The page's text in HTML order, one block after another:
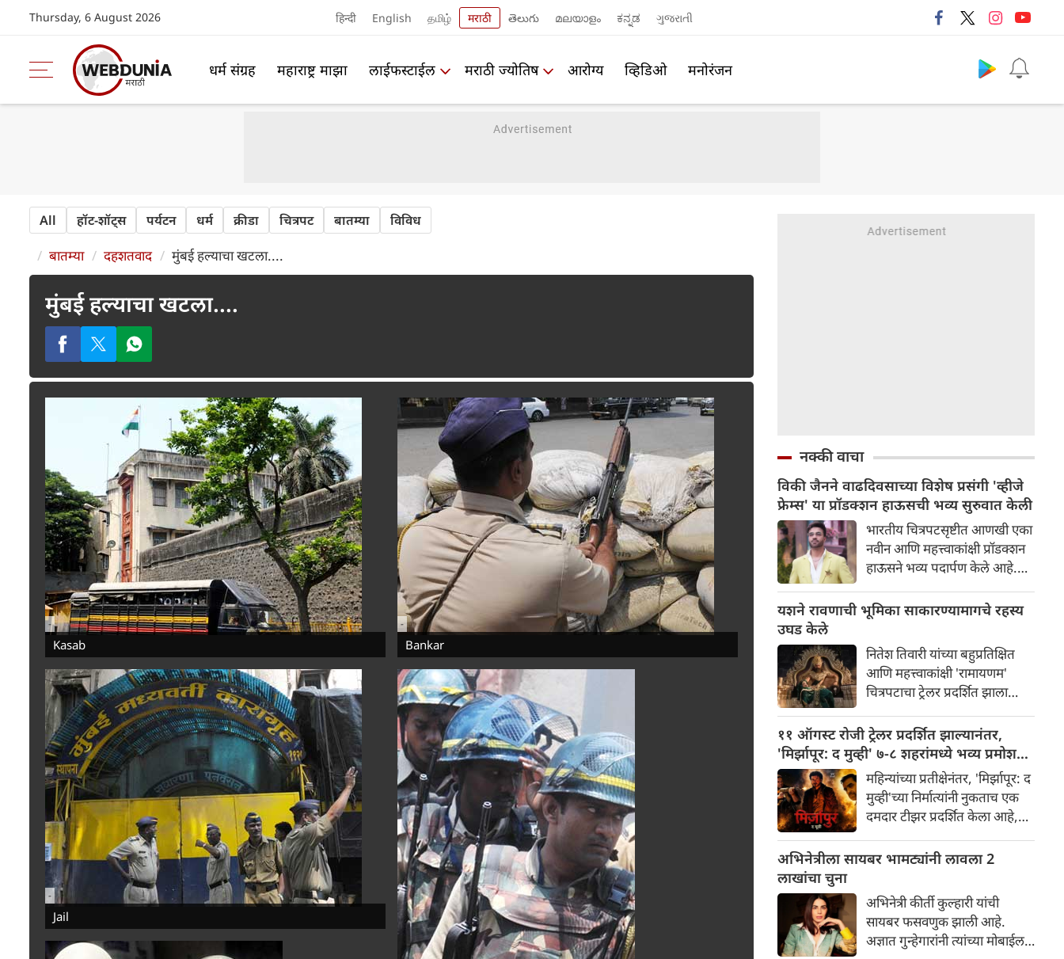
Thursday, 6 August 2026 हिन्दी English தமிழ் मराठी తెలుగు മലയാളം ಕನ್ನಡ ગુજરાતી
धर्म संग्रह महाराष्ट्र माझा लाईफस्टाईल मराठी ज्योतिष आरोग्य व्हिडिओ मनोरंजन
All हॉट-शॉट्‍स पर्यटन धर्म क्रीडा चित्रपट बातम्या विविध
बातम्या दहशतवाद मुंबई हल्याचा खटला....
मुंबई हल्याचा खटला....
-
Kasab
-
Jail
-
Bankar
नक्की वाचा
विकी जैनने वाढदिवसाच्या विशेष प्रसंगी 'व्हीजे
फ्रेम्स' या प्रॉडक्शन हाऊसची भव्य सुरुवात केली
भारतीय चित्रपटसृष्टीत आणखी एका
नवीन आणि महत्त्वाकांक्षी प्रॉडक्शन
हाऊसने भव्य पदार्पण केले आहे.
विकी जैनने आपल्या वाढदिवसाच्या
विशेष प्रसंगी 'व्हीजे फ्रेम्स' या
आपल्या नवीन प्रॉडक्शन बॅनरची
अधिकृतपणे घोषणा केली. या नवीन
बॅनरचा पहिला प्रकल्प इतका भव्य
आहे की त्याने चाहत्यांमध्ये आधीच
खळबळ उडवून दिली आहे.
यशने रावणाची भूमिका साकारण्यामागचे रहस्य
उघड केले
नितेश तिवारी यांच्या बहुप्रतिक्षित
आणि महत्त्वाकांक्षी 'रामायणम'
चित्रपटाचा ट्रेलर प्रदर्शित झाला
चित्रपटसृष्टीत खळबळ उडाली आहे.
चित्रपटातील कलाकार आणि
भव्यतेची मोठ्या प्रमाणावर चर्चा होत
असली तरी, ज्या एका गोष्टीने
सर्वाधिक लक्ष वेधून घेतले आहे
आणि प्रेक्षकांना रोमांचित केले आहे,
ती म्हणजे 'रॉकिंग स्टार' यशने
साकारलेली रावणाची भूमिका.
११ ऑगस्ट रोजी ट्रेलर प्रदर्शित झाल्यानंतर,
'मिर्झापूर: द मुव्ही' ७-८ शहरांमध्ये भव्य प्रमोशन
करणार
महिन्यांच्या प्रतीक्षेनंतर, 'मिर्झापूर: द
मुव्ही'च्या निर्मात्यांनी नुकताच एक
दमदार टीझर प्रदर्शित केला आहे,
फ्रँचायझीच्या मोठ्या पडद्यावरील
आहे. पंकज त्रिपाठी, अली फजल
आणि दिव्येंदू शर्मा पुन्हा एकदा
त्यांच्या चाहत्यांच्या आवडत्या भूमिका
साकारत आहे.
अभिनेत्रीला सायबर भामट्यांनी लावला 2
लाखांचा चुना
अभिनेत्री कीर्ती कुल्हारी यांची
सायबर फसवणुक झाली आहे.
अज्ञात गुन्हेगारांनी त्यांच्या मोबाईल